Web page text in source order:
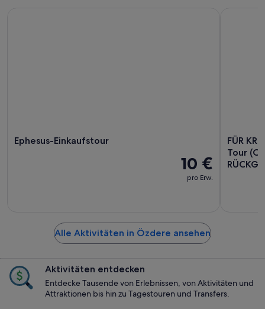
Ephesus-Einkaufstour
10 €
pro Erw.
FÜR
Tour
Alle Aktivitäten in Özdere ansehen
Aktivitäten entdecken
Entdecke Tausende von Erlebnissen, von Aktivitäten und
Attraktionen bis hin zu Tagestouren und Transfers.